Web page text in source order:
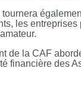
les
de la CAF
financière des